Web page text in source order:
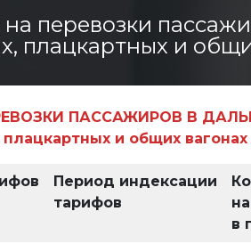
перевозки
плацкартных и
ПАССАЖИРОВ В
и общих вагонах
Период индексации
тарифов
в